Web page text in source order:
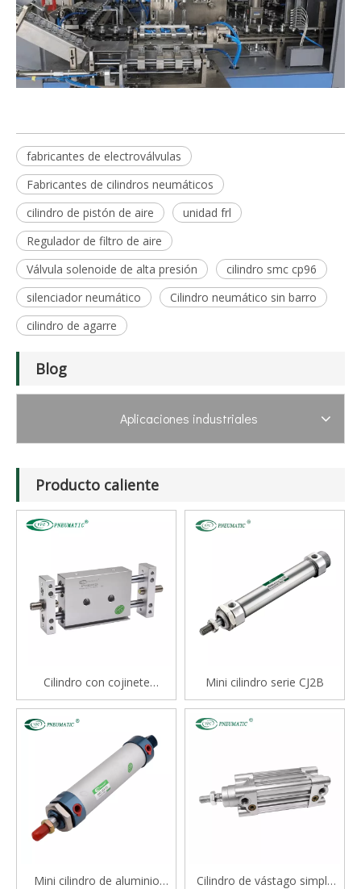
fabricantes de electroválvulas
Fabricantes de cilindros neumáticos
cilindro de pistón de aire
unidad frl
Regulador de filtro de aire
Válvula solenoide de alta presión
cilindro smc cp96
silenciador neumático
Cilindro neumático sin barro
cilindro de agarre
Blog
Aplicaciones industriales
Producto caliente
Cilindro con cojinete
deslizante tipo varilla doble
serie STM
Mini cilindro serie CJ2B
Mini cilindro de aluminio
Cilindro de vástago simple